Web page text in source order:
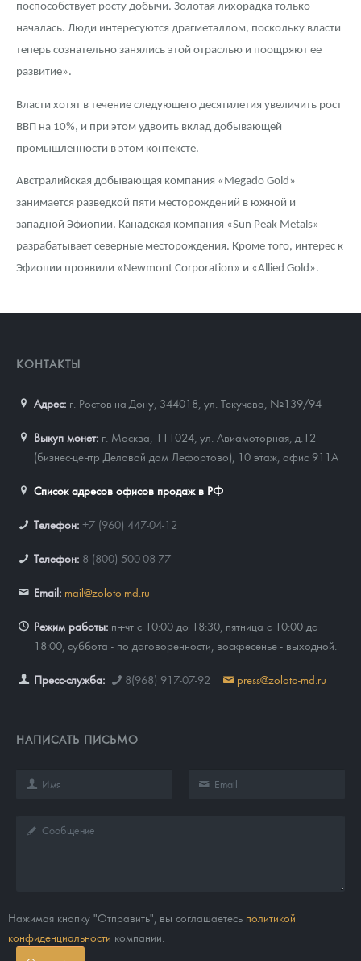
Книги по нумизматике
поспособствует росту добычи. Золотая лихорадка только
началась. Люди интересуются драгметаллом, поскольку власти
теперь сознательно занялись этой отраслью и поощряют ее
развитие».
Власти хотят в течение следующего десятилетия увеличить рост
ВВП на 10%, и при этом удвоить вклад добывающей
промышленности в этом контексте.
Австралийская добывающая компания «Megado Gold»
занимается разведкой пяти месторождений в южной и
западной Эфиопии. Канадская компания «Sun Peak Metals»
разрабатывает северные месторождения. Кроме того, интерес к
Эфиопии проявили «Newmont Corporation» и «Allied Gold».
КОНТАКТЫ
Адрес: г. Ростов-на-Дону, 344018 ул. Текучева, №139/94
Выкуп монет: г. Москва, 111024, ул. Авиамоторная, д.12
(бизнес-центр Деловой дом Лефортово), 10 этаж, офис 911А
Список адресов офисов продаж в РФ
Телефон: +7 (960) 447-04-12
Телефон: 8 (800) 500-08-77
Email: mail@zoloto-md.ru
Режим работы: пн-чт с 10:00 до 18:30, пятница с 10:00 до
18:00, суббота - по договоренности, воскресенье - выходной.
Пресс-служба: 8(968) 917-07-92 press@zoloto-md.ru
НАПИСАТЬ ПИСЬМО
Нажимая кнопку "Отправить", вы соглашаетесь политикой
конфиденциальности компании.